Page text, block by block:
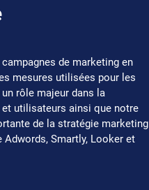
de marketing en
mesures utilisées pour les
rôle majeur dans la
utilisateurs ainsi que notre
de la stratégie marketing
Smartly, Looker et